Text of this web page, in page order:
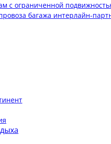
с ограниченной
багажа интерлайн-